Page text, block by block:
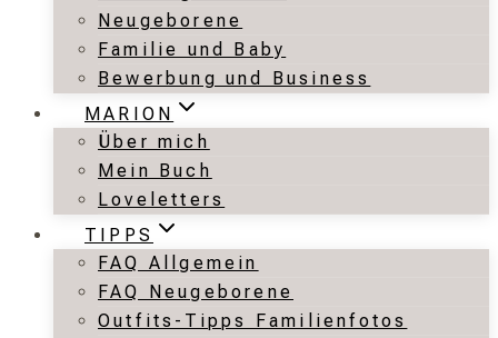
Neugeborene
Familie und Baby
Bewerbung und Business
MARION
Über mich
Mein Buch
Loveletters
TIPPS
FAQ Allgemein
FAQ Neugeborene
Outfits-Tipps Familienfotos